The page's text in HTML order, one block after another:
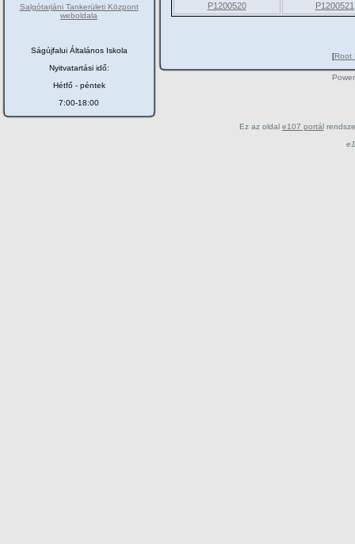
Salgótarjáni Tankerületi Központ
weboldala
Ságújfalui Általános Iskola
Nyitvatartási idő:
Hétfő - péntek
7:00-18:00
P1200520 P1200521
[Root
Ez az oldal e107 portál